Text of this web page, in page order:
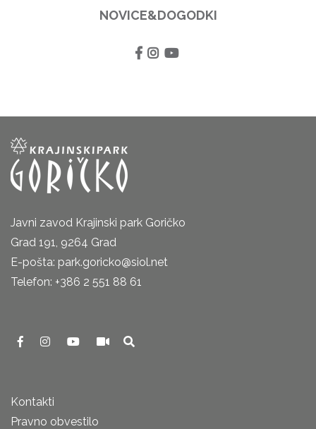
NOVICE&DOGODKI
Javni zavod Krajinski park Goričko
Grad 191, 9264 Grad
E-pošta: park.goricko@siol.net
Telefon: +386 2 551 88 61
Kontakti
Pravno obvestilo